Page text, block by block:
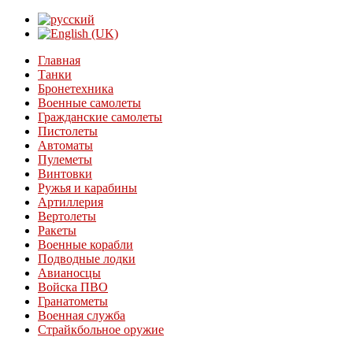
Главная
Танки
Бронетехника
Военные самолеты
Гражданские самолеты
Пистолеты
Автоматы
Пулеметы
Винтовки
Ружья и карабины
Артиллерия
Вертолеты
Ракеты
Военные корабли
Подводные лодки
Авианосцы
Войска ПВО
Гранатометы
Военная служба
Страйкбольное оружие